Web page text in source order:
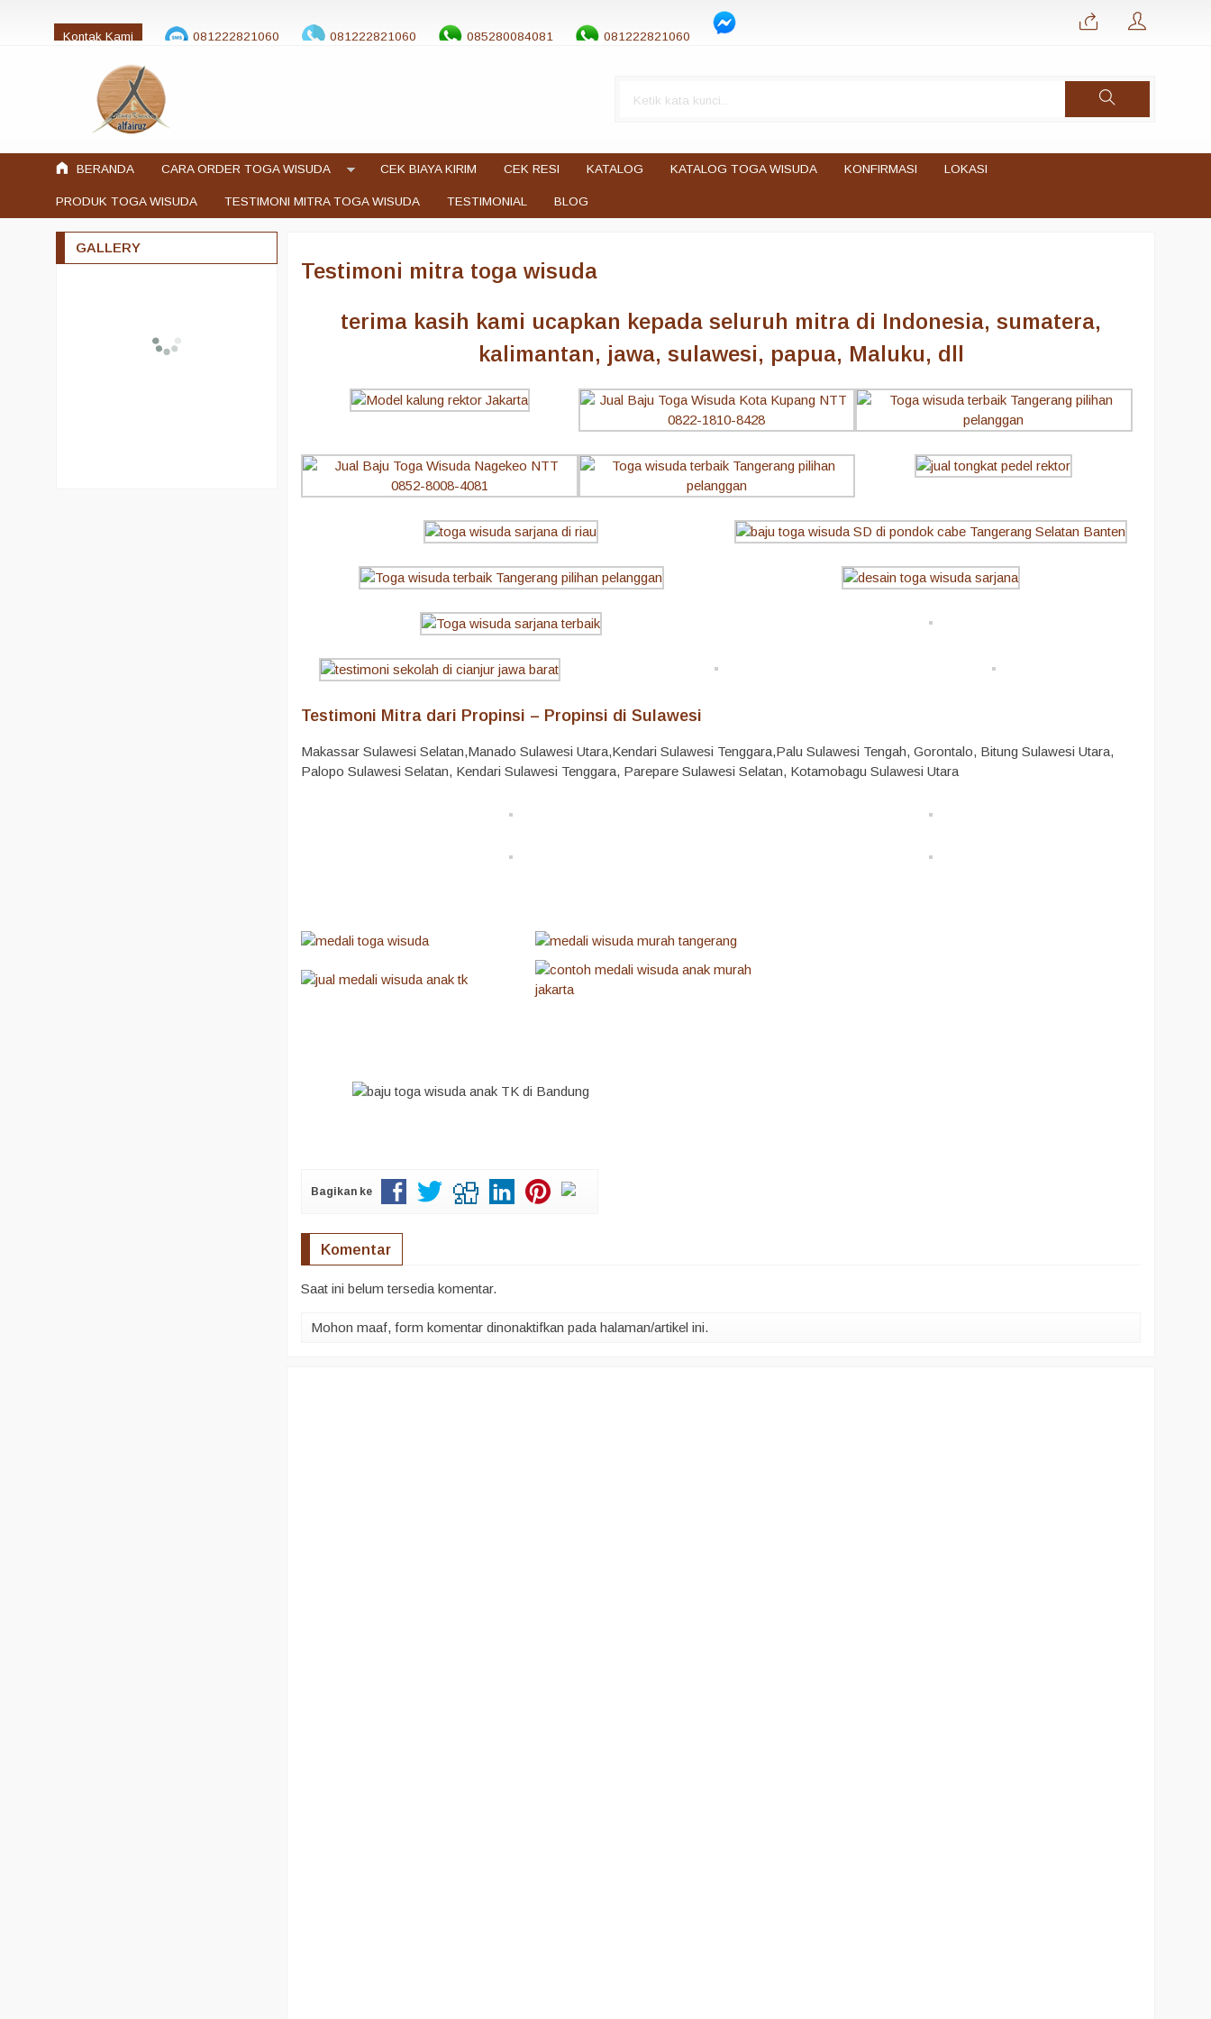
Kontak Kami 081222821060 081222821060 085280084081 081222821060
jualtogawisuda@gmail.com
BERANDA CARA ORDER TOGA WISUDA CEK BIAYA KIRIM CEK RESI KATALOG KATALOG TOGA WISUDA KONFIRMASI LOKASI
PRODUK TOGA WISUDA TESTIMONI MITRA TOGA WISUDA TESTIMONIAL BLOG
Testimoni mitra toga wisuda
terima kasih kami ucapkan kepada seluruh mitra di Indonesia, sumatera,
kalimantan, jawa, sulawesi, papua, Maluku, dll
Testimoni Mitra dari Propinsi – Propinsi di Sulawesi
Makassar Sulawesi Selatan,Manado Sulawesi Utara,Kendari Sulawesi Tenggara,Palu Sulawesi Tengah, Gorontalo, Bitung Sulawesi Utara,
Palopo Sulawesi Selatan, Kendari Sulawesi Tenggara, Parepare Sulawesi Selatan, Kotamobagu Sulawesi Utara
Bagikan ke
Komentar
Saat ini belum tersedia komentar.
Mohon maaf, form komentar dinonaktifkan pada halaman/artikel ini.
GALLERY